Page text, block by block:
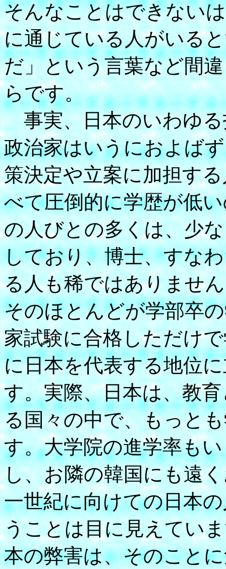
そんなことはできない
に通じている人がいる
だ」という言葉など間
らです。
事実、日本のいわゆる
政治家はいうにおよば
策決定や立案に加担す
べて圧倒的に学歴が低
の人びとの多くは、少
しており、博士、すな
る人も稀ではありませ
そのほとんどが学部卒
家試験に合格しただけ
に日本を代表する地位
す。実際、日本は、教
る国々の中で、もっと
す。大学院の進学率も
し、お隣の韓国にも遠
一世紀に向けての日本
うことは目に見えてい
本の弊害は、そのこと